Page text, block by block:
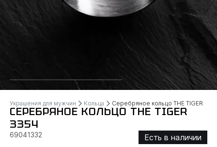
Украшения для мужчин Кольца Серебряное кольцо ТHЕ TIGER
СЕРЕБРЯНОЕ КОЛЬЦО ТHЕ TIGER
3354
69041332
Есть в наличии